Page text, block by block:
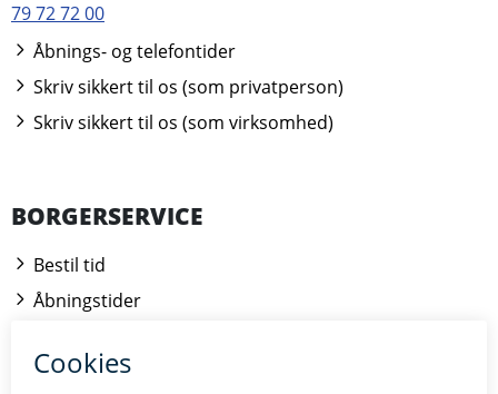
79 72 72 00
Åbnings- og telefontider
Skriv sikkert til os (som privatperson)
Skriv sikkert til os (som virksomhed)
BORGERSERVICE
Bestil tid
Åbningstider
Kontakt borgerrådgiveren